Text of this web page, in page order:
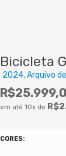
Bicicleta
em até 10x de R$
R$
CORES:
2024 Arquivo